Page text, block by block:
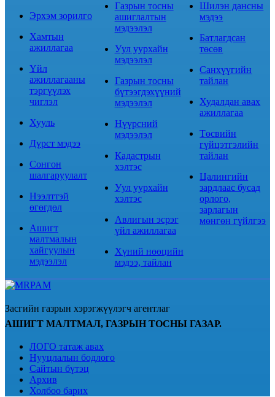
Эрхэм зорилго
Хамтын
ажиллагаа
Үйл
ажиллагааны
тэргүүлэх
чиглэл
Хууль
Дүрст мэдээ
Сонгон
шалгаруулалт
Нээлттэй
өгөгдөл
Ашигт
малтмалын
хайгуулын
мэдээлэл
Газрын тосны
ашиглалтын
мэдээлэл
Уул уурхайн
мэдээлэл
Газрын тосны
бүтээгдэхүүний
мэдээлэл
Нүүрсний
мэдээлэл
Кадастрын
хэлтэс
Уул уурхайн
хэлтэс
Авлигын эсрэг
үйл ажиллагаа
Хүний нөөцийн
мэдээ, тайлан
Шилэн дансны
мэдээ
Батлагдсан
төсөв
Санхүүгийн
тайлан
Худалдан авах
ажиллагаа
Төсвийн
гүйцэтгэлийн
тайлан
Цалингийн
зардлаас бусад
орлого,
зарлагын
мөнгөн гүйлгээ
Засгийн газрын хэрэгжүүлэгч агентлаг
АШИГТ МАЛТМАЛ, ГАЗРЫН ТОСНЫ ГАЗАР.
ЛОГО татаж авах
Нууцлалын бодлого
Сайтын бүтэц
Архив
Холбоо барих